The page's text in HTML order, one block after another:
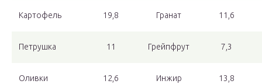
Картофель 19,8 Гранат 11,6
Петрушка 11 Грейпфрут 7,3
Оливки 12,6 Инжир 13,8